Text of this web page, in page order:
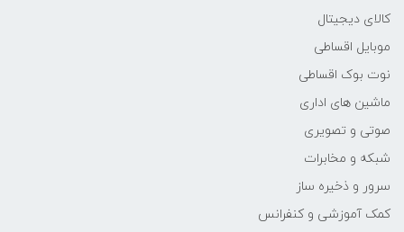
کالای دیجیتال
موبایل اقساطی
نوت بوک اقساطی
ماشین های اداری
صوتی و تصویری
شبکه و مخابرات
سرور و ذخیره ساز
کمک آموزشی و کنفرانس